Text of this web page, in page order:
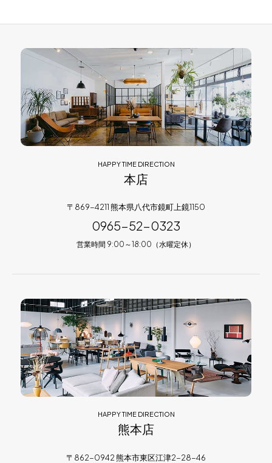
HAPPY TIME DIRECTION
本店
〒869-4211 熊本県八代市鏡町上鏡1150
0965-52-0323
営業時間 9:00～18:00（水曜定休）
HAPPY TIME DIRECTION
熊本店
〒862-0942 熊本市東区江津2-28-46